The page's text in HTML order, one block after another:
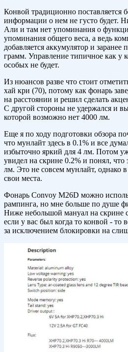
Конвой традиционно поставляется
информации о нем не густо будет.
Али и там нет упоминания о
упоминания общего веса, а ведь
добавляется аккумулятор и заранее
грамм. Управление типичное как у
особых не будет.
Из нюансов разве что стоит
хай кри (70), потому как фонарь
на расстоянии и решил сделать
С другой стороны не удержался и
которой возможно нет 4000 лм.
Еще я по ходу подготовки обзора
что мунлайт здесь в 0.1% и все
избыточно яркий для 4 лм. Потом
увидел на скрине 0.2% и понял, что
лм. Это не совсем мунлайт, однако
свои места.
Фонарь Convoy M26D можно
рампинга, но мне больше по душе
Ниже небольшой мануал на скрине
если у вас был когда то конвой - то
за исключением блокировки на